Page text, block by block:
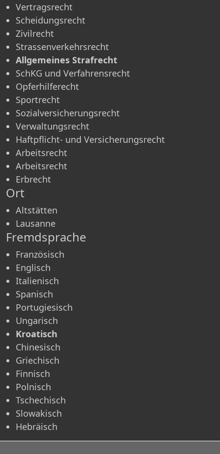
Vertragsrecht
Scheidungsrecht
Zivilrecht
Strassenverkehrsrecht
Allgemeines Strafrecht
SchKG und Verfahrensrecht
Opferhilferecht
Sportrecht
Sozialversicherungsrecht
Verwaltungsrecht
Haftpflicht- und Versicherungsrecht
Arbeitsrecht
Arbeitsrecht
Erbrecht
Ort
Altstätten
Lausanne
Fremdsprache
Französisch
Englisch
Italienisch
Spanisch
Portugiesisch
Ungarisch
Kroatisch
Chinesisch
Griechisch
Finnisch
Polnisch
Tschechisch
Slowakisch
Hebräisch